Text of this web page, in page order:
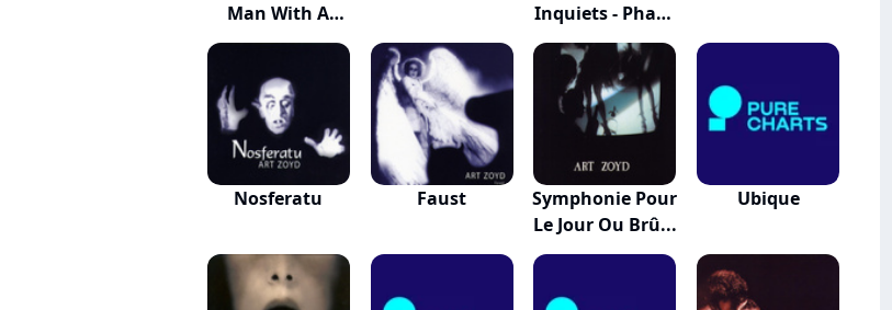
Man With A
Mov...
Inquiets - Phase
Iv
Nosferatu Faust
Symphonie Pour
Le Jour Ou Brû...
Ubique